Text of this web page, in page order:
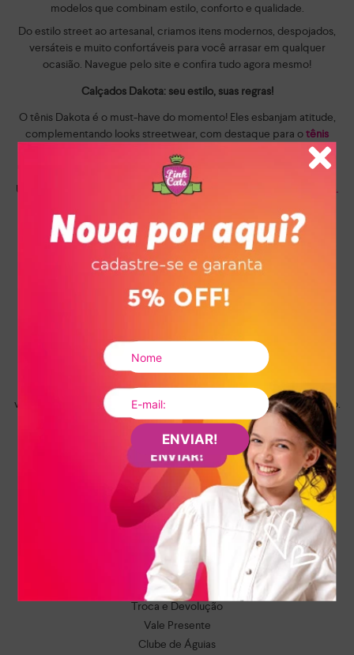
ENVIAR!
modelos que combinam estilo, conforto e qualidade.
Do estilo street ao artesanal, criamos itens modernos, despojados,
versáteis e muito confortáveis para você arrasar em qualquer
ocasião. Navegue pelo site e confira tudo agora mesmo!
Calçados Dakota: seu estilo, suas regras!
O tênis Dakota é o must-have do momento! Eles esbanjam atitude,
complementando looks streetwear, com destaque para otênis
tênis Dakota tratorado,
trends fortes
que invadiram as passarelas.
Um clássico que nunca sai de moda é a
sandália Dakota salto bloco.
pedrarias que trazem mais glamour para suas produções fashion.
A trend animal print também dominou os calçados, destacando-se
nos variados modelos desandálias Dakotapara agradar a todos os
A Dakota se preocupa com o seu bem-estar. Por isso, todos os
Onde comprar sapatos Dakota?
Do casual ao social e do clássico ao moderno, na nossa loja online
você encontra os
calçados Dakota
perfeitos para qualquer ocasião.
Navegue por todos os itens e aproveite nossas condições de
pagamento e frete grátis para todo o Brasil!
Atendimento
A empresa
Condições gerais de compra
Política de privacidade
Troca e Devolução
Vale Presente
Clube de Águias